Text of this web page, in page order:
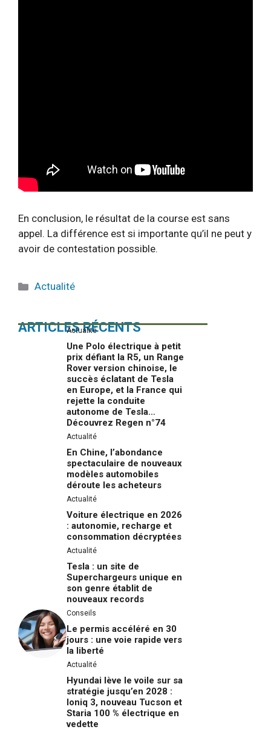
En conclusion, le résultat de la course est sans
appel. La différence est si importante qu’il ne peut y
avoir de contestation possible.
Catégories
Actualité
ARTICLES RÉCENTS
Actualité
Une Polo électrique à petit
prix défiant la R5, un Range
Rover version chinoise, le
succès éclatant de Tesla
en Europe, et la France qui
rejette la conduite
autonome de Tesla…
Découvrez Regen n°74
Actualité
En Chine, l’abondance
spectaculaire de nouveaux
modèles automobiles
déroute les acheteurs
Actualité
Voiture électrique en 2026
: autonomie, recharge et
consommation décryptées
Actualité
Tesla : un site de
Superchargeurs unique en
son genre établit de
nouveaux records
Conseils
Le permis accéléré en 30
jours : une voie rapide vers
la liberté
Actualité
Hyundai lève le voile sur sa
stratégie jusqu’en 2028 :
Ioniq 3, nouveau Tucson et
Staria 100 % électrique en
vedette